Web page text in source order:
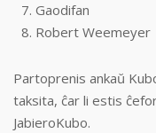
Gaodifan
Robert Weemeyer
Partoprenis ankaŭ
taksita, ĉar li estis
JabieroKubo.